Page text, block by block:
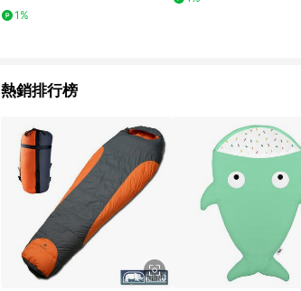
1%
熱銷排行榜